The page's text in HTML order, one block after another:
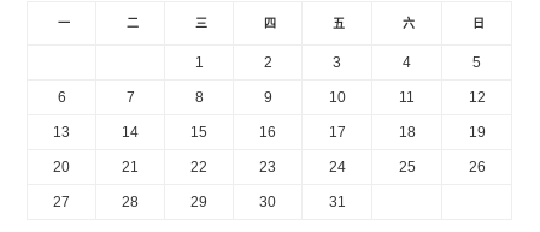
一 二 三 四 五 六 日
1 2 3 4 5
6 7 8 9 10 11 12
13 14 15 16 17 18 19
20 21 22 23 24 25 26
27 28 29 30 31